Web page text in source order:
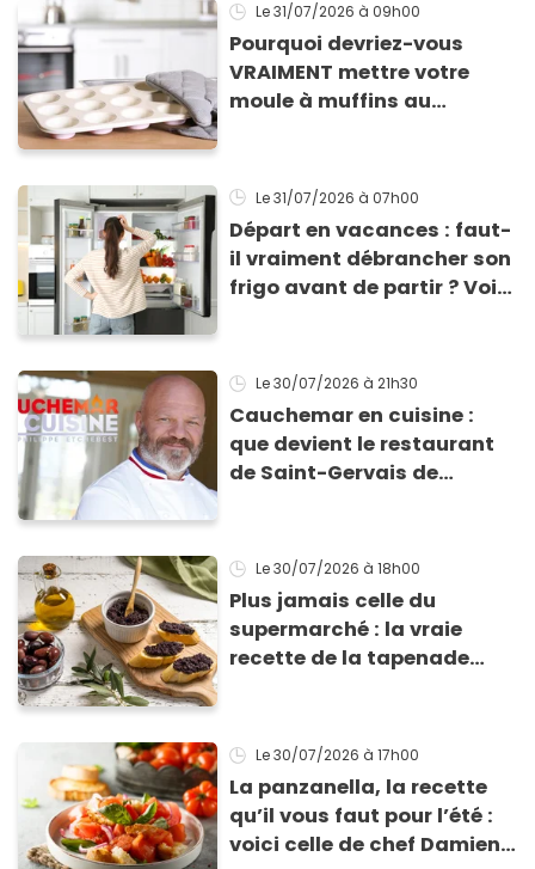
Le 31/07/2026 à 09h00
Pourquoi devriez-vous
VRAIMENT mettre votre
moule à muffins au
!
Le 31/07/2026 à 07h00
Départ en vacances : faut-
il vraiment débrancher son
frigo avant de partir ? Voici
Le 30/07/2026 à 21h30
Cauchemar en cuisine :
que devient le restaurant
de Saint-Gervais de
Etchebest ?
Le 30/07/2026 à 18h00
Plus jamais celle du
supermarché : la vraie
recette de la tapenade
Le 30/07/2026 à 17h00
La panzanella, la recette
qu’il vous faut pour l’été :
voici celle de chef Damien